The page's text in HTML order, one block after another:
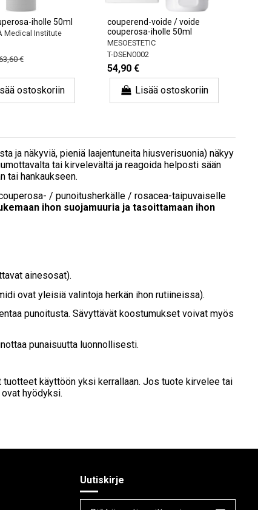
iholle 50ml
Medical Institute
€
ostoskoriin
couperend-voide / voide
couperosa-iholle 50ml
MESOESTETIC
T-DSEN0002
54,90 €
Lisää ostoskoriin
ja näkyviä, pieniä laajentuneita hiusverisuonia) näkyy
tai kirvelevältä ja reagoida helposti sään
tai hankaukseen.
/ punoitusherkälle / rosacea-taipuvaiselle
ihon suojamuuria ja tasoittamaan ihon
ainesosat).
ovat yleisiä valintoja herkän ihon rutiineissa).
punoitusta. Sävyttävät koostumukset voivat myös
punaisuutta luonnollisesti.
käyttöön yksi kerrallaan. Jos tuote kirvelee tai
hyödyksi.
Uutiskirje